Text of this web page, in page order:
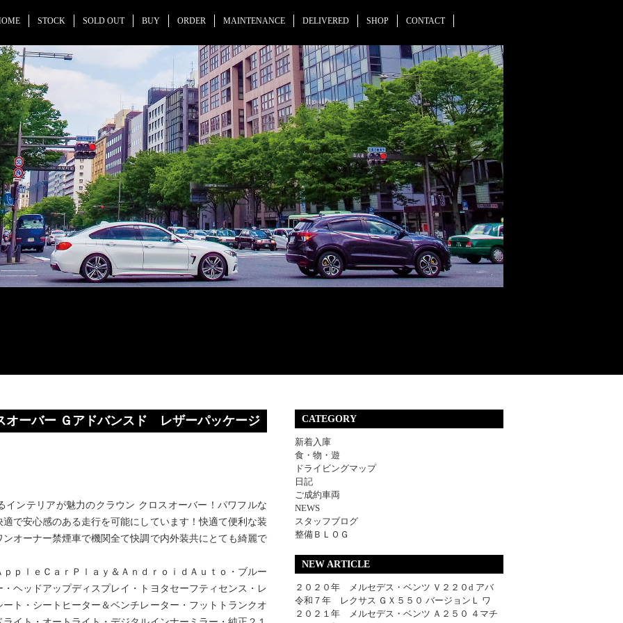
STOCK SOLD OUT BUY ORDER MAINTENANCE DELIVERED SHOP CONTACT
ーバー Ｇアドバンスド レザーパッケージ
ンテリアが魅力のクラウン クロスオーバー！パワフルな
で安心感のある走行を可能にしています！快適て便利な装
オーナー禁煙車で機関全て快調で内外装共にとても綺麗で
ｐｌｅＣａｒＰｌａｙ＆ＡｎｄｒｏｉｄＡｕｔｏ・ブルー
ヘッドアップディスプレイ・トヨタセーフティセンス・レ
ト・シートヒーター＆ベンチレーター・フットトランクオ
CATEGORY
新着入庫
食・物・遊
ドライビングマップ
日記
ご成約車両
NEWS
スタッフブログ
整備ＢＬＯＧ
NEW ARTICLE
２０２０年 メルセデス・ベンツ Ｖ２２０d アバ
令和７年 レクサス ＧＸ５５０ バージョンＬ ワ
２０２１年 メルセデス・ベンツ Ａ２５０ ４マチ